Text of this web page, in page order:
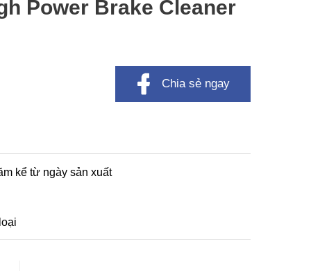
Power Brake Cleaner
Chia sẻ ngay
kể từ ngày sản xuất